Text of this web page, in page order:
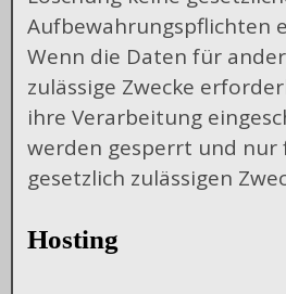
Aufbewahrungspflichten
Wenn die Daten für
zulässige Zwecke
ihre Verarbeitung
werden gesperrt und nur
gesetzlich zulässigen
Hosting